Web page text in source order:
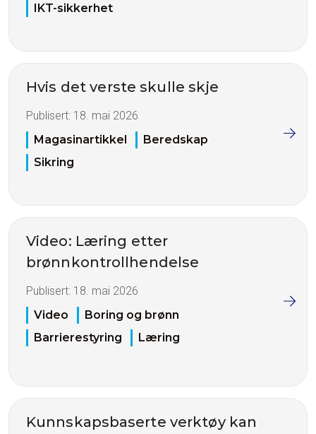
IKT-sikkerhet
Hvis det verste skulle skje
Publisert: 18. mai 2026
Magasinartikkel
Beredskap
Sikring
Video: Læring etter
brønnkontrollhendelse
Publisert: 18. mai 2026
Video
Boring og brønn
Barrierestyring
Læring
Kunnskapsbaserte verktøy kan